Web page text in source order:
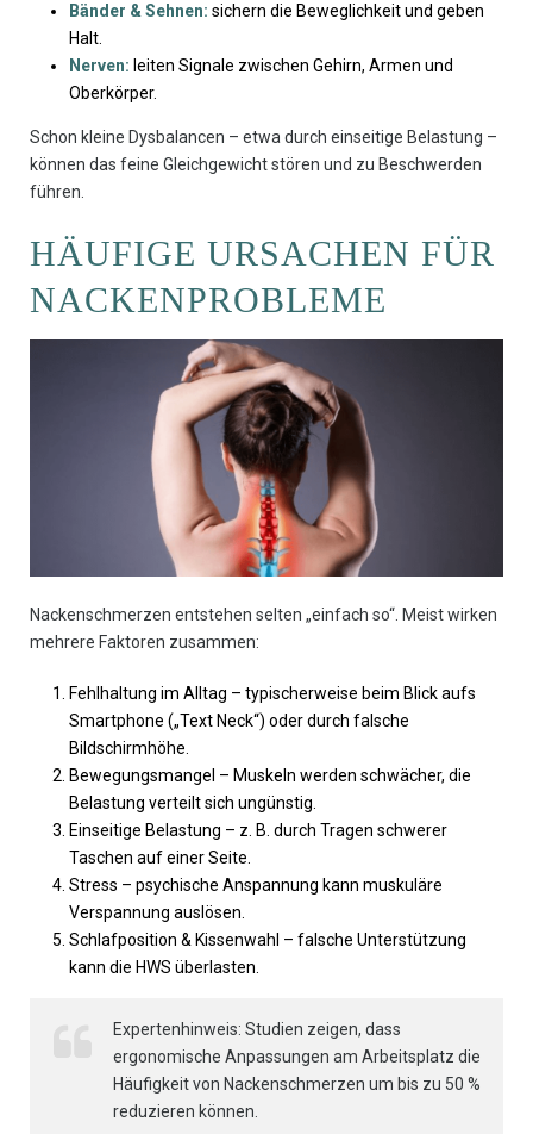
Bänder & Sehnen: sichern die Beweglichkeit und geben
Halt.
Nerven: leiten Signale zwischen Gehirn, Armen und
Oberkörper.
Schon kleine Dysbalancen – etwa durch einseitige Belastung –
können das feine Gleichgewicht stören und zu Beschwerden
führen.
HÄUFIGE URSACHEN FÜR
NACKENPROBLEME
Nackenschmerzen entstehen selten „einfach so“. Meist wirken
mehrere Faktoren zusammen:
Fehlhaltung im Alltag – typischerweise beim Blick aufs
Smartphone („Text Neck“) oder durch falsche
Bildschirmhöhe.
Bewegungsmangel – Muskeln werden schwächer, die
Belastung verteilt sich ungünstig.
Einseitige Belastung – z. B. durch Tragen schwerer
Taschen auf einer Seite.
Stress – psychische Anspannung kann muskuläre
Verspannung auslösen.
Schlafposition & Kissenwahl – falsche Unterstützung
kann die HWS überlasten.
Expertenhinweis: Studien zeigen, dass
ergonomische Anpassungen am Arbeitsplatz die
Häufigkeit von Nackenschmerzen um bis zu 50 %
reduzieren können.